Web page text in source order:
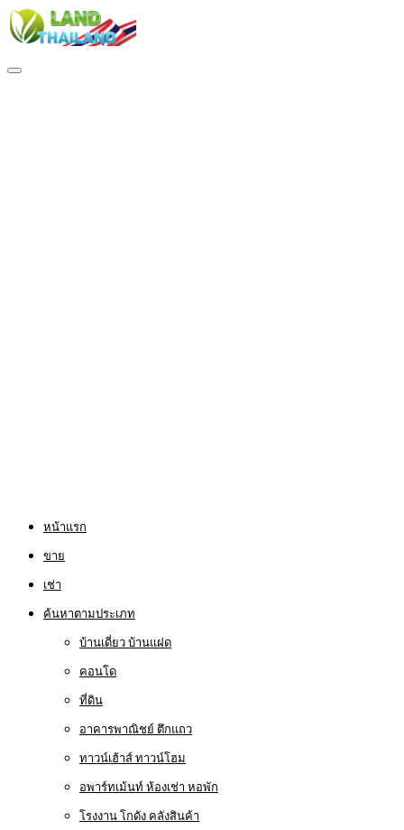
หน้าแรก
ขาย
เช่า
ค้นหาตามประเภท
บ้านเดี่ยว บ้านแฝด
คอนโด
ที่ดิน
อาคารพาณิชย์ ตึกแถว
ทาวน์เฮ้าส์ ทาวน์โฮม
อพาร์ทเม้นท์ ห้องเช่า หอพัก
โรงงาน โกดัง คลังสินค้า